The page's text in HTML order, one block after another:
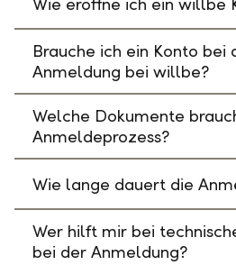
Brauche ich ein Konto bei
Anmeldung bei willbe?
Welche Dokumente
Anmeldeprozess?
Wie lange dauert die
Wer hilft mir bei
bei der Anmeldung?